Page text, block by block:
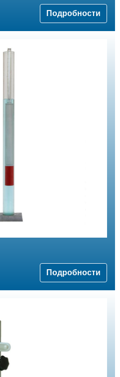
Подробности
Подробности